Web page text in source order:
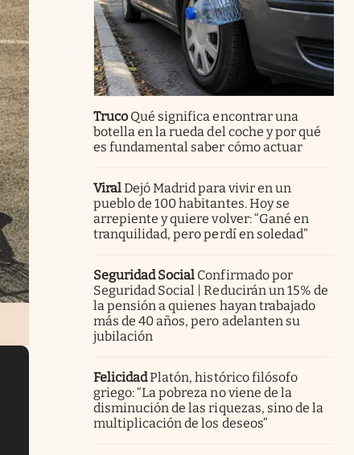
Truco Qué significa encontrar una
botella en la rueda del coche y por qué
es fundamental saber cómo actuar
ViralDejó Madrid para vivir en un
pueblo de 100 habitantes. Hoy se
arrepiente y quiere volver: “Gané en
tranquilidad, pero perdí en soledad”
Seguridad Social Confirmado por
Seguridad Social | Reducirán un 15% de
la pensión a quienes hayan trabajado
más de 40 años, pero adelanten su
jubilación
FelicidadPlatón, histórico filósofo
griego: “La pobreza no viene de la
disminución de las riquezas, sino de la
multiplicación de los deseos”